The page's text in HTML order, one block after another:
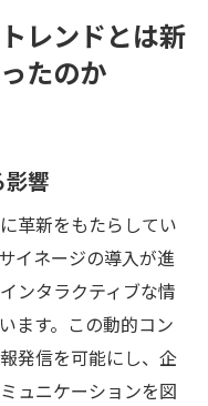
イズトレンド
が東京都で注目
メリット
ル看板の役割
とスピード
ラクティブ技術
果の分析
との新たな接点を
レンドとは新
たのか
影響
革新をもたらしてい
イネージの導入が進
ンタラクティブな情
ます。この動的コン
発信を可能にし、企
ュニケーションを図